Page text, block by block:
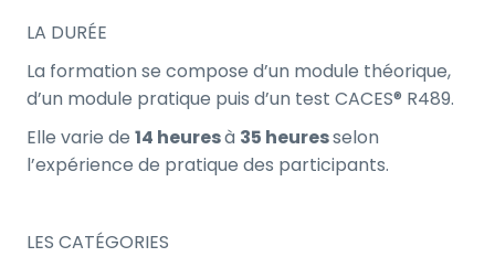
LA DURÉE
La formation se compose d’un module théorique,
d’un module pratique puis d’un test CACES® R489.
Elle varie de 14 heuresà 35 heuresselon
l’expérience de pratique des participants.
LES CATÉGORIES